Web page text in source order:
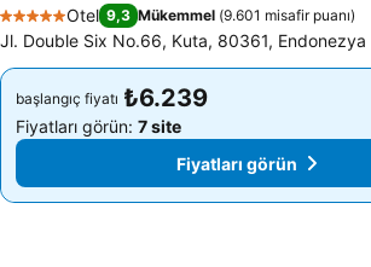
5 Yıldız
Otel 9,3 Mükemmel (9.601 misafir puanı)
Jl. Double Six No.66, Kuta, 80361, Endonezya
başlangıç fiyatı ₺6.239
Fiyatları görün: 7 site
Fiyatları görün
başlangıç fiyatı ₺6.239
Fiyatları görün: 7 site
Fiyatları görün